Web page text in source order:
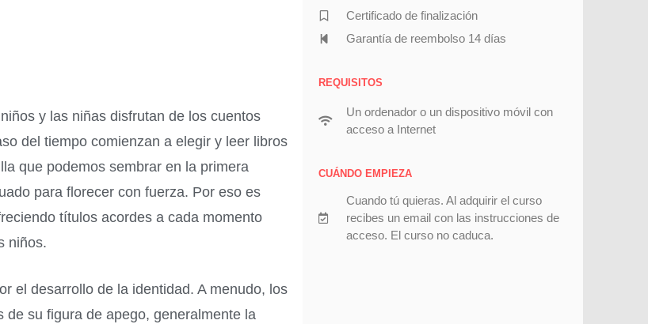
y las niñas disfrutan de los cuentos
del tiempo comienzan a elegir y leer libros
que podemos sembrar en la primera
para florecer con fuerza. Por eso es
títulos acordes a cada momento
niños.
el desarrollo de la identidad. A menudo, los
su figura de apego, generalmente la
Certificado de finalización
Garantía de reembolso 14 días
REQUISITOS
Un ordenador o un dispositivo móvil con
acceso a Internet
CUÁNDO EMPIEZA
Cuando tú quieras. Al adquirir el curso
recibes un email con las instrucciones de
acceso. El curso no caduca.